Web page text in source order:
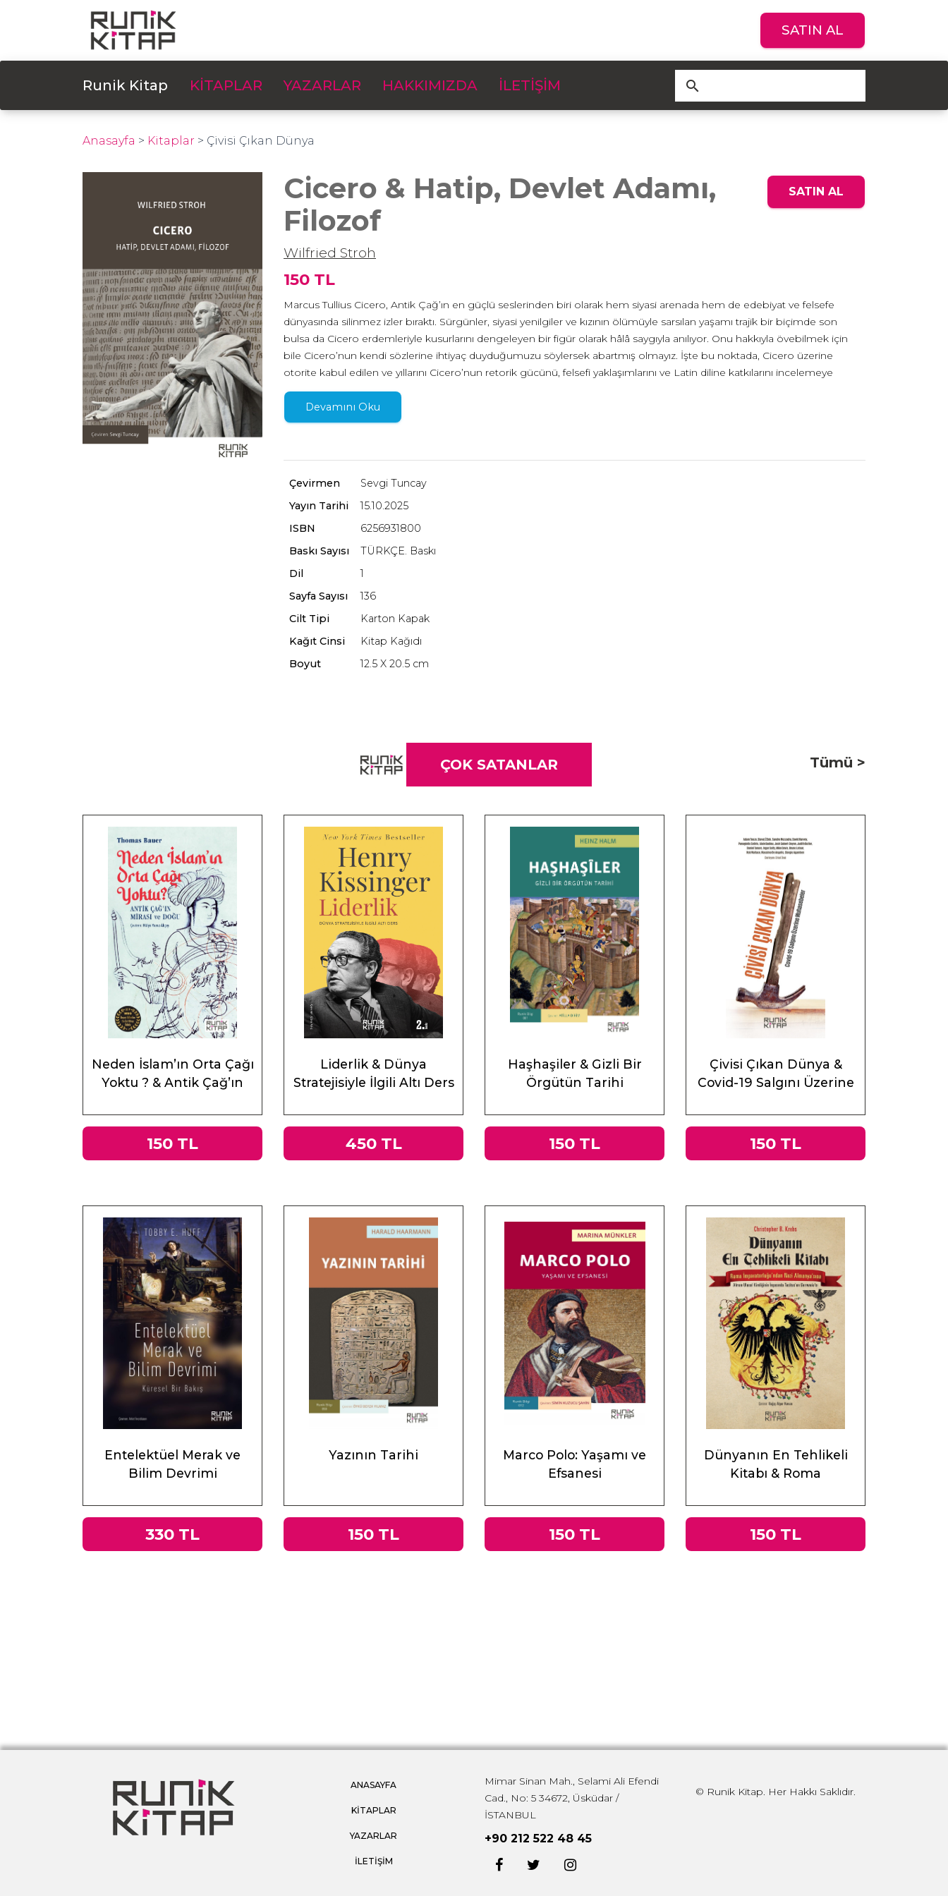
SATIN AL
Runik Kitap KİTAPLAR YAZARLAR HAKKIMIZDA İLETİŞİM search
Anasayfa > Kitaplar > Çivisi Çıkan Dünya
Cicero & Hatip, Devlet Adamı,
Filozof
Wilfried Stroh
150 TL
SATIN AL
Marcus Tullius Cicero, Antik Çağ’ın en güçlü seslerinden biri olarak hem siyasi arenada hem de edebiyat ve felsefe
dünyasında silinmez izler bıraktı. Sürgünler, siyasi yenilgiler ve kızının ölümüyle sarsılan yaşamı trajik bir biçimde son
bulsa da Cicero erdemleriyle kusurlarını dengeleyen bir figür olarak hâlâ saygıyla anılıyor. Onu hakkıyla övebilmek için
bile Cicero’nun kendi sözlerine ihtiyaç duyduğumuzu söylersek abartmış olmayız. İşte bu noktada, Cicero üzerine
otorite kabul edilen ve yıllarını Cicero’nun retorik gücünü, felsefi yaklaşımlarını ve Latin diline katkılarını incelemeye
adamış bir filolog olan Wilfried Stroh’un çalışması imdadımıza yetişiyor. Prof. Stroh bu kitabında Cicero’nun çalkantılı
yaşamını ve düşünsel mirasını özetlerken bu büyük devlet adamının hem antik dünyanın hem de modern kültürün
vazgeçilmez bir parçası olduğunu gözler önüne seriyor.
Devamını Oku
Çevirmen
Sevgi Tuncay
Yayın Tarihi
15.10.2025
ISBN
6256931800
Baskı Sayısı
TÜRKÇE. Baskı
Dil
1
Sayfa Sayısı
136
Cilt Tipi
Karton Kapak
Kağıt Cinsi
Kitap Kağıdı
Boyut
12.5 X 20.5 cm
ÇOK SATANLAR Tümü >
Neden İslam’ın Orta Çağı
Yoktu ? & Antik Çağ’ın
150 TL
Liderlik & Dünya
Stratejisiyle İlgili Altı Ders
450 TL
Haşhaşiler & Gizli Bir
Örgütün Tarihi
150 TL
Çivisi Çıkan Dünya &
Covid-19 Salgını Üzerine
150 TL
Entelektüel Merak ve
Bilim Devrimi
330 TL
Yazının Tarihi
150 TL
Marco Polo: Yaşamı ve
Efsanesi
150 TL
Dünyanın En Tehlikeli
Kitabı & Roma
Almanyası’na Tacitus’un
Germania’sı
150 TL
ANASAYFA
KİTAPLAR
YAZARLAR
İLETİŞİM
Mimar Sinan Mah., Selami Ali Efendi
Cad., No: 5 34672, Üsküdar /
İSTANBUL
+90 212 522 48 45
© Runik Kitap. Her Hakkı Saklıdır.